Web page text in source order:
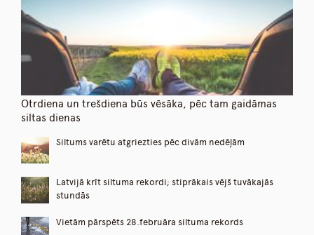
Otrdiena un trešdiena būs vēsāka, pēc tam gaidāmas
siltas dienas
Siltums varētu atgriezties pēc divām nedēļām
Latvijā krīt siltuma rekordi; stiprākais vējš tuvākajās
stundās
Vietām pārspēts 28.februāra siltuma rekords